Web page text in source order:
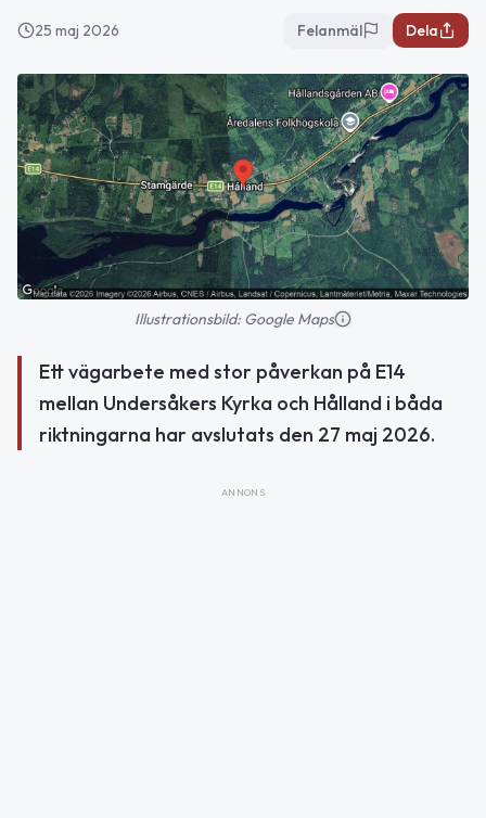
25 maj 2026 Felanmäl Dela
Illustrationsbild: Google Maps
Ett vägarbete med stor påverkan på E14
mellan Undersåkers Kyrka och Hålland i båda
riktningarna har avslutats den 27 maj 2026.
ANNONS